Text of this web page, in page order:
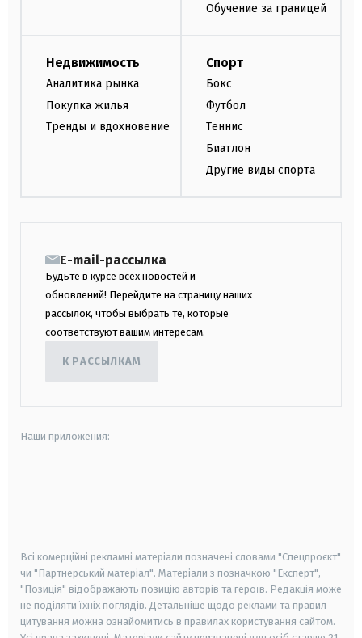
Обучение за границей
Недвижимость
Аналитика рынка
Покупка жилья
Тренды и вдохновение
Спорт
Бокс
Футбол
Теннис
Биатлон
Другие виды спорта
E-mail-рассылка
Будьте в курсе всех новостей и
обновлений! Перейдите на страницу наших
рассылок, чтобы выбрать те, которые
соответствуют вашим интересам.
К РАССЫЛКАМ
Наши приложения:
Всі комерційні рекламні матеріали позначені словами "Спецпроєкт"
чи "Партнерський матеріал". Матеріали з позначкою "Експерт",
"Позиція" відображають позицію авторів та героїв. Редакція може
не поділяти їхніх поглядів. Детальніше щодо реклами та правил
цитування можна ознайомитись в правилах користування сайтом.